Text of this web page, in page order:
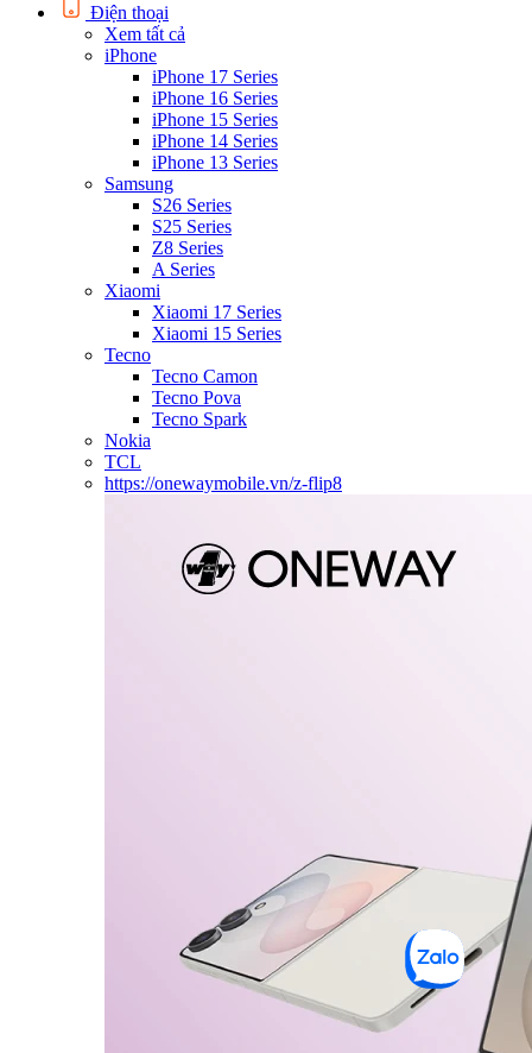
Điện thoại
Xem tất cả
iPhone
iPhone 17 Series
iPhone 16 Series
iPhone 15 Series
iPhone 14 Series
iPhone 13 Series
Samsung
S26 Series
S25 Series
Z8 Series
A Series
Xiaomi
Xiaomi 17 Series
Xiaomi 15 Series
Tecno
Tecno Camon
Tecno Pova
Tecno Spark
Nokia
TCL
https://onewaymobile.vn/z-flip8